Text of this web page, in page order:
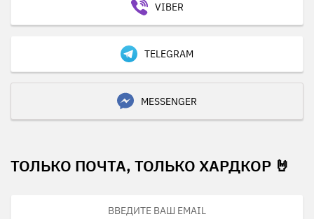
VIBER
TELEGRAM
MESSENGER
ТОЛЬКО ПОЧТА, ТОЛЬКО ХАРДКОР 🤘